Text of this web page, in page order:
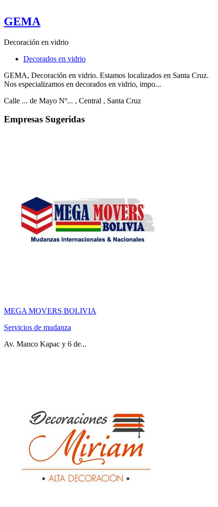
GEMA
Decoración en vidrio
Decorados en vidrio
GEMA, Decoración en vidrio. Estamos localizados en Santa Cruz.
Nos especializamos en decorados en vidrio, impo...
Calle ... de Mayo Nº... , Central , Santa Cruz
Empresas Sugeridas
MEGA MOVERS BOLIVIA
Servicios de mudanza
Av. Manco Kapac y 6 de...